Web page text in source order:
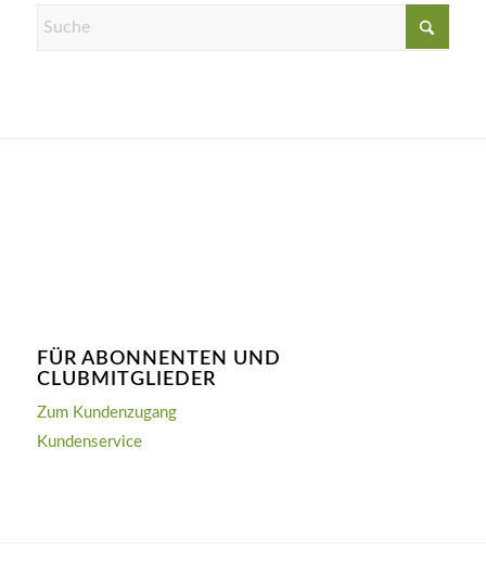
FÜR ABONNENTEN UND
CLUBMITGLIEDER
Zum Kundenzugang
Kundenservice